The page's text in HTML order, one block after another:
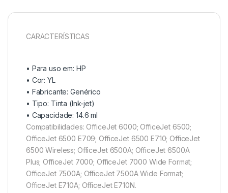
CARACTERÍSTICAS
• Para uso em: HP
• Cor: YL
• Fabricante:Genérico
• Tipo: Tinta (Ink-jet)
• Capacidade: 14.6 ml
Compatibilidades: OfficeJet 6000; OfficeJet 6500;
OfficeJet 6500 E709; OfficeJet 6500 E710; OfficeJet
6500 Wireless; OfficeJet 6500A; OfficeJet 6500A
Plus; OfficeJet 7000; OfficeJet 7000 Wide Format;
OfficeJet 7500A; OfficeJet 7500A Wide Format;
OfficeJet E710A; OfficeJet E710N.